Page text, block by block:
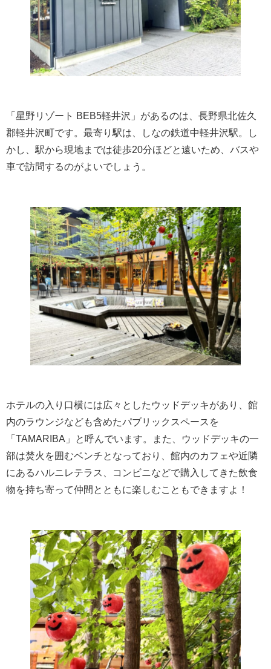
「星野リゾート BEB5軽井沢」があるのは、長野県北佐久
郡軽井沢町です。最寄り駅は、しなの鉄道中軽井沢駅。し
かし、駅から現地までは徒歩20分ほどと遠いため、バスや
車で訪問するのがよいでしょう。
ホテルの入り口横には広々としたウッドデッキがあり、館
内のラウンジなども含めたパブリックスペースを
「TAMARIBA」と呼んでいます。また、ウッドデッキの一
部は焚火を囲むベンチとなっており、館内のカフェや近隣
にあるハルニレテラス、コンビニなどで購入してきた飲食
物を持ち寄って仲間とともに楽しむこともできますよ！